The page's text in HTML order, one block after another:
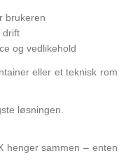
brukeren
drift
og vedlikehold
eller et teknisk rom
løsningen.
henger sammen – enten